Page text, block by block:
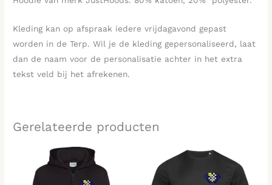
Kleding kan op afspraak iedere vrijdagavond gepast
worden in de Terp. Wil je de kleding gepersonaliseerd, laat
dan de naam voor de personalisatie achter in het extra
tekst veld bij het afrekenen.
Gerelateerde producten
tot
€37,45
€17,95
€24,45